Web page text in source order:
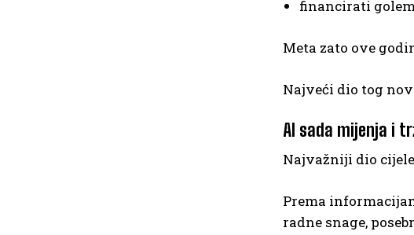
financirati
Meta zato ove
Najveći dio tog
AI sada mijenja i
Najvažniji dio
Prema
radne snage,